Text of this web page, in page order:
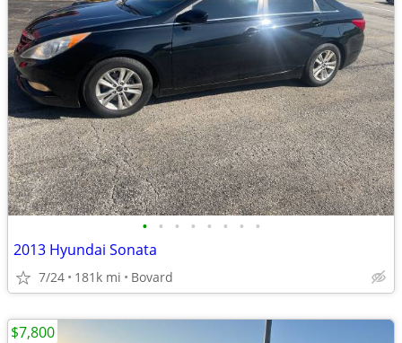
• • • • • • • •
2013 Hyundai Sonata
7/24 181k mi Bovard
$7,800